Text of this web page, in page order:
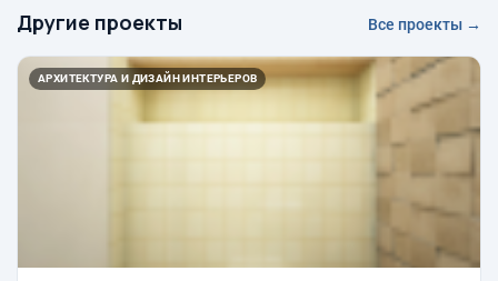
Другие проекты Все проекты →
АРХИТЕКТУРА И ДИЗАЙН ИНТЕРЬЕРОВ